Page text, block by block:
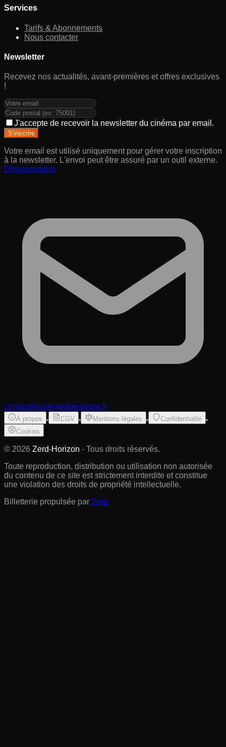
Services
Tarifs & Abonnements
Nous contacter
Newsletter
Recevez nos actualités, avant-premières et offres exclusives
!
J'accepte de recevoir la newsletter du cinéma par email.
S'inscrire
Votre email est utilisé uniquement pour gérer votre inscription
à la newsletter. L'envoi peut être assuré par un outil externe.
Désinscription
contact@cinemediterranee.fr
À propos CGV Mentions légales
Confidentialité
Cookies
© 2026 Zerd-Horizon - Tous droits réservés.
Toute reproduction, distribution ou utilisation non autorisée
du contenu de ce site est strictement interdite et constitue
une violation des droits de propriété intellectuelle.
Billetterie propulsée par Zerd